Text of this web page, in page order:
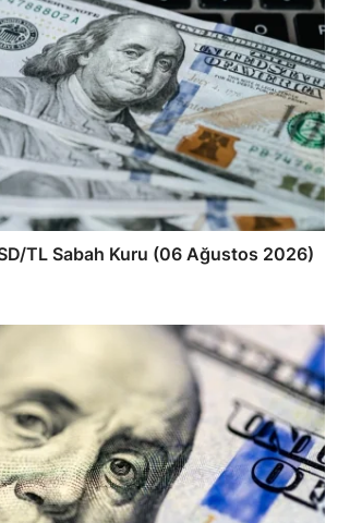
TL Sabah Kuru (06 Ağustos 2026)